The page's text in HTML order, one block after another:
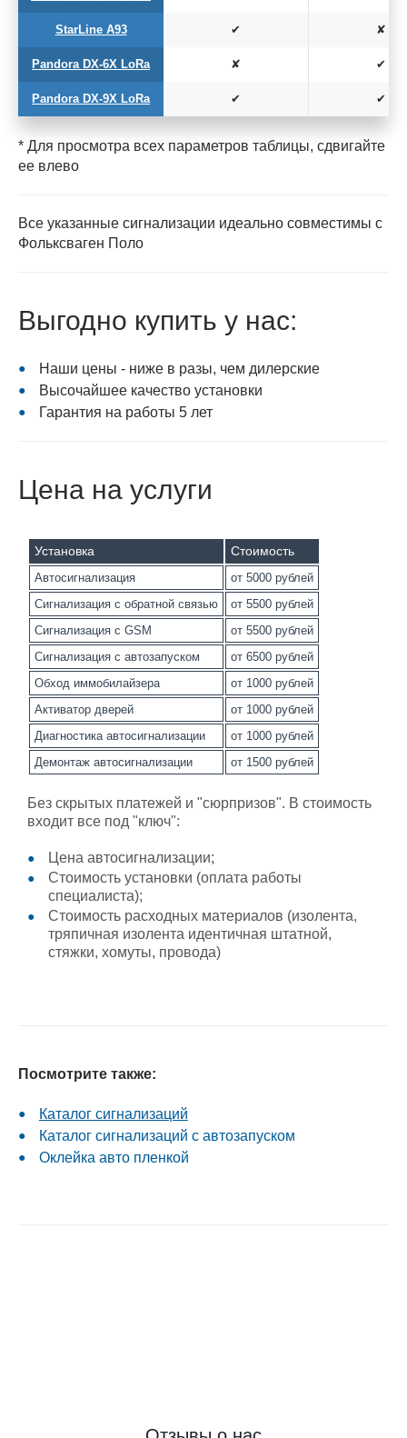
StarLine A93
Pandora DX-6X LoRa
Pandora DX-9X LoRa
✔
✘
✔
✘
✔
✔
* Для просмотра всех параметров таблицы, сдвигайте
ее влево
Все указанные сигнализации идеально совместимы с
Фольксваген Поло
Выгодно купить у нас:
Наши цены - ниже в разы, чем дилерские
Высочайшее качество установки
Гарантия на работы 5 лет
Цена на услуги
Установка Стоимость
Автосигнализация
от 5000 рублей
Сигнализация с обратной связью
от 5500 рублей
Сигнализация с GSM
от 5500 рублей
Сигнализация с автозапуском
от 6500 рублей
Обход иммобилайзера
от 1000 рублей
Активатор дверей
от 1000 рублей
Диагностика автосигнализации
от 1000 рублей
Демонтаж автосигнализации
от 1500 рублей
Без скрытых платежей и "сюрпризов". В стоимость
входит все под "ключ":
Цена автосигнализации;
Стоимость установки (оплата работы
специалиста);
Стоимость расходных материалов (изолента,
тряпичная изолента идентичная штатной,
стяжки, хомуты, провода)
Посмотрите также:
Каталог сигнализаций
Каталог сигнализаций с автозапуском
Оклейка авто пленкой